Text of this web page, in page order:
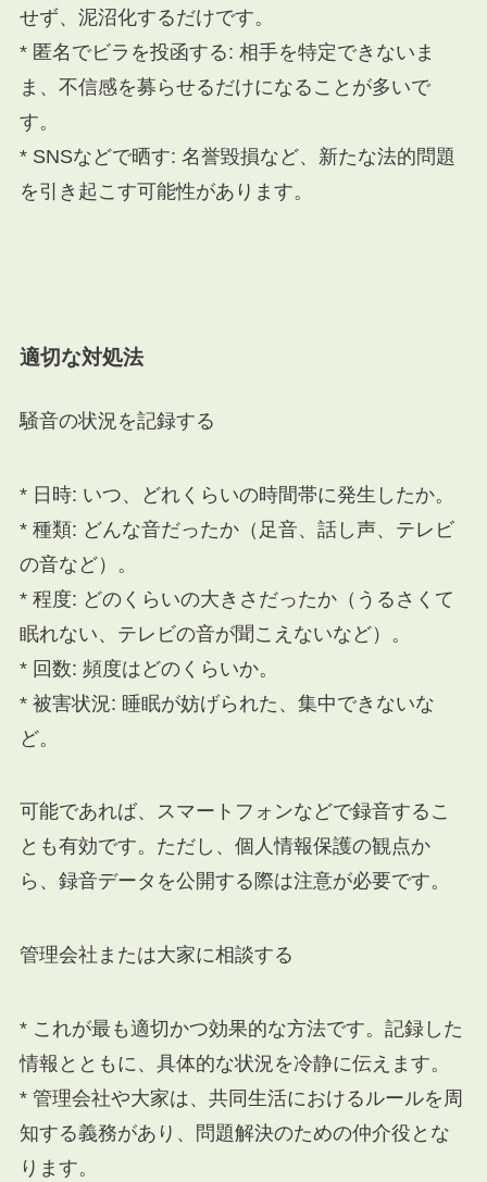
せず、泥沼化するだけです。
* 匿名でビラを投函する: 相手を特定できないま
ま、不信感を募らせるだけになることが多いで
す。
* SNSなどで晒す: 名誉毀損など、新たな法的問題
を引き起こす可能性があります。
適切な対処法
騒音の状況を記録する
* 日時: いつ、どれくらいの時間帯に発生したか。
* 種類: どんな音だったか（足音、話し声、テレビ
の音など）。
* 程度: どのくらいの大きさだったか（うるさくて
眠れない、テレビの音が聞こえないなど）。
* 回数: 頻度はどのくらいか。
* 被害状況: 睡眠が妨げられた、集中できないな
ど。
可能であれば、スマートフォンなどで録音するこ
とも有効です。ただし、個人情報保護の観点か
ら、録音データを公開する際は注意が必要です。
管理会社または大家に相談する
* これが最も適切かつ効果的な方法です。記録した
情報とともに、具体的な状況を冷静に伝えます。
* 管理会社や大家は、共同生活におけるルールを周
知する義務があり、問題解決のための仲介役とな
ります。